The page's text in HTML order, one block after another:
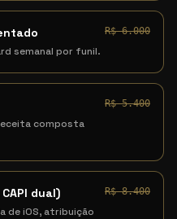
semanal por funil.
R$ 6.000
composta
R$ 5.400
dual)
de iOS, atribuição
R$ 8.400